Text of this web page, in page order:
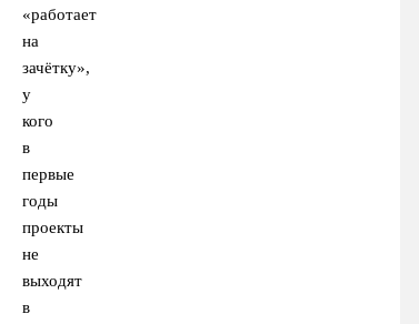
«работает
на
зачётку»,
у
кого
в
первые
годы
проекты
не
выходят
в